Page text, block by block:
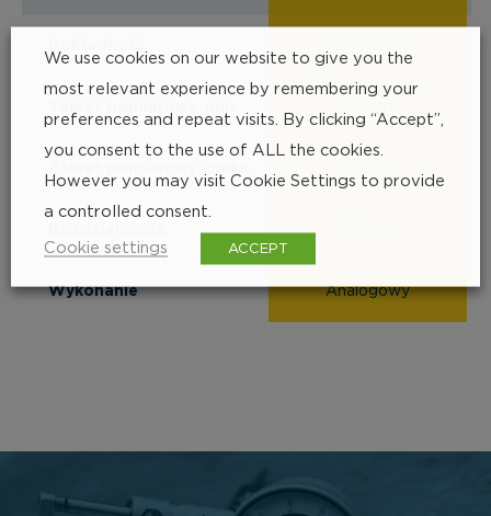
Wykonanie Analogowy
We use cookies on our website to give you the
most relevant experience by remembering your
preferences and repeat visits. By clicking “Accept”,
you consent to the use of ALL the cookies.
However you may visit Cookie Settings to provide
a controlled consent.
Cookie settings ACCEPT